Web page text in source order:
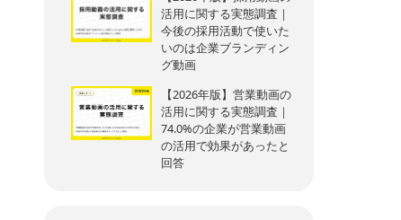
活用に関する実態調査｜
今後の採用活動で使いた
いのは企業ブランディン
グ動画
【2026年版】営業動画の
活用に関する実態調査｜
74.0%の企業が営業動画
の活用で効果があったと
回答